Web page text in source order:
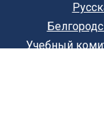
Учебный